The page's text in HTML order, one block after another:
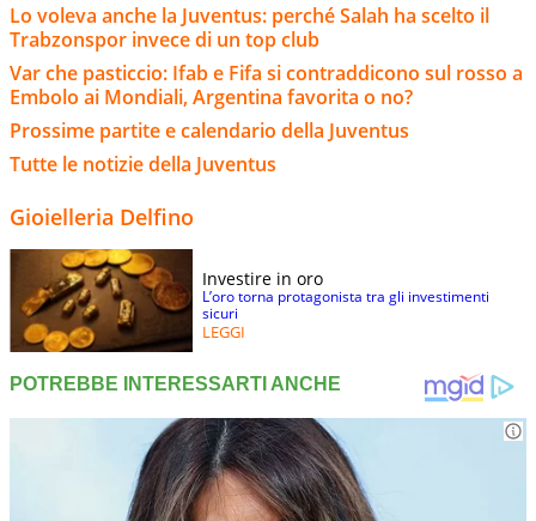
Lo voleva anche la Juventus: perché Salah ha scelto il
Trabzonspor invece di un top club
Var che pasticcio: Ifab e Fifa si contraddicono sul rosso a
Embolo ai Mondiali, Argentina favorita o no?
Prossime partite e calendario della Juventus
Tutte le notizie della Juventus
Gioielleria Delfino
Investire in oro
L’oro torna protagonista tra gli investimenti
sicuri
LEGGI